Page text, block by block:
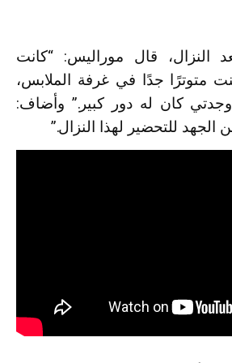
النزال، قال موراليس: “كانت
متوترًا جدًا في غرفة الملابس،
كان له دور كبير.” وأضاف:
الجهد للتحضير لهذا النزال.”